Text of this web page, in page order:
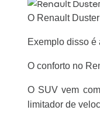
O Renault
Exemplo disso é
O conforto no
O SUV vem
limitador de